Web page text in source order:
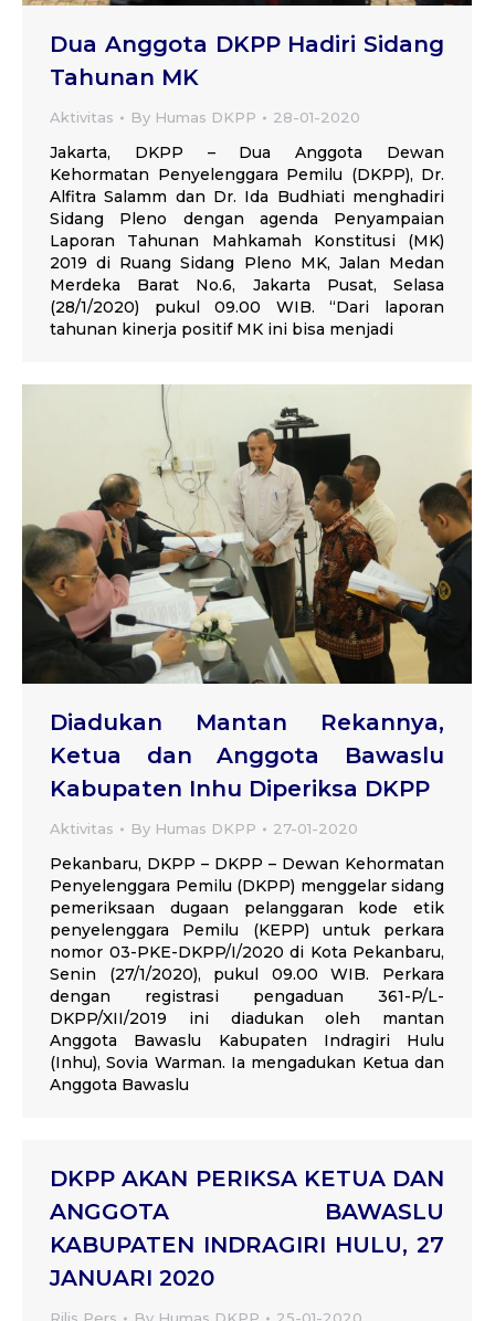
Dua Anggota DKPP Hadiri Sidang
Tahunan MK
Aktivitas By Humas DKPP 28-01-2020
Jakarta, DKPP – Dua Anggota Dewan
Kehormatan Penyelenggara Pemilu (DKPP), Dr.
Alfitra Salamm dan Dr. Ida Budhiati menghadiri
Sidang Pleno dengan agenda Penyampaian
Laporan Tahunan Mahkamah Konstitusi (MK)
2019 di Ruang Sidang Pleno MK, Jalan Medan
Merdeka Barat No.6, Jakarta Pusat, Selasa
(28/1/2020) pukul 09.00 WIB. “Dari laporan
tahunan kinerja positif MK ini bisa menjadi
Diadukan Mantan Rekannya,
Ketua dan Anggota Bawaslu
Kabupaten Inhu Diperiksa DKPP
Aktivitas By Humas DKPP 27-01-2020
Pekanbaru, DKPP – DKPP – Dewan Kehormatan
Penyelenggara Pemilu (DKPP) menggelar sidang
pemeriksaan dugaan pelanggaran kode etik
penyelenggara Pemilu (KEPP) untuk perkara
nomor 03-PKE-DKPP/I/2020 di Kota Pekanbaru,
Senin (27/1/2020), pukul 09.00 WIB. Perkara
dengan registrasi pengaduan 361-P/L-
DKPP/XII/2019 ini diadukan oleh mantan
Anggota Bawaslu Kabupaten Indragiri Hulu
(Inhu), Sovia Warman. Ia mengadukan Ketua dan
Anggota Bawaslu
DKPP AKAN PERIKSA KETUA DAN
ANGGOTA BAWASLU
KABUPATEN INDRAGIRI HULU, 27
JANUARI 2020